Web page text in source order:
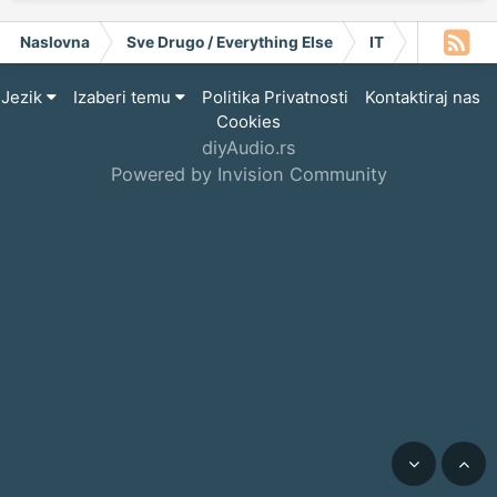
Naslovna Sve Drugo / Everything Else IT
Jezik Izaberi temu Politika Privatnosti
Kontaktiraj nas
Cookies
diyAudio.rs
Powered by Invision Community